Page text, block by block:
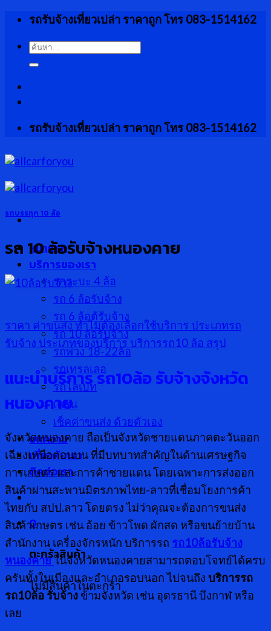
Skip
content
รถรับจ้างเที่ยวเปล่า ราคาถูก โทร 083-1514162
ค้นหา:
รถรับจ้างเที่ยวเปล่า ราคาถูก โทร 083-1514162
หน้าแรก
บริการของเรา
รกระบะ 4 ล้อ
รถ 6 ล้อรับจ้าง
รถ 6 ล้อตู้รับจ้าง
รถ 10 ล้อรับจ้าง
รถพ่วง 18-22ล้อ
รถเทรลเลอ
รถโลเบท
เครน
เช็คค่าขนส่ง ด้วยตัวเอง
บทความ
เกี่ยวกับเรา
ติดต่อเรา
0
ตะกร้าสินค้า
ไม่มีสินค้าในตะกร้า
รถบรรทุก 10 ล้อ
รถ 10 ล้อรับจ้างหนองคาย
ราคา ค่าขนส่งทำไมต้องเลือกใช้บริการ ประเภทรถ
รับจ้าง ประเภทของบริการ บริการรถ10 ล้อ สรุป
แนะนำบริการ รถ10ล้อ รับจ้างจังหวัด
หนองคาย
จังหวัดหนองคาย ถือเป็นจังหวัดชายแดนภาคตะวันออก
เฉียงเหนือตอนบน ที่มีบทบาทสำคัญในด้านเศรษฐกิจ
การเกษตร และการค้าชายแดน โดยเฉพาะการส่งออก
สินค้าผ่านสะพานมิตรภาพไทย-ลาวที่เชื่อมโยงการค้า
ไทยกับ สปป.ลาว โดยตรง ไม่ว่าคุณจะต้องการขนส่ง
สินค้าเกษตร เช่น อ้อย ข้าวโพด ผักสด หรือขนย้ายบ้าน
สำนักงาน เครื่องจักรหนัก บริการรถ รถ10ล้อรับจ้าง
หนองคายในจังหวัดหนองคายสามารถตอบโจทย์ได้ครบ
ครันทั้งในเมืองและอำเภอรอบนอก ไปจนถึง บริการรถ
รถ10ล้อ รับจ้างข้ามจังหวัด เช่น อุดรธานี บึงกาฬ หรือ
เลย